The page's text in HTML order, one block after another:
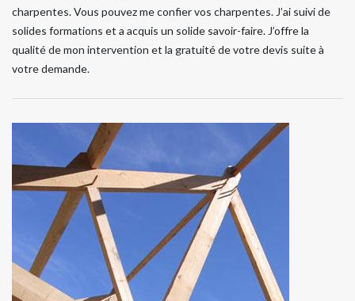
charpentes. Vous pouvez me confier vos charpentes. J’ai suivi de
solides formations et a acquis un solide savoir-faire. J’offre la
qualité de mon intervention et la gratuité de votre devis suite à
votre demande.